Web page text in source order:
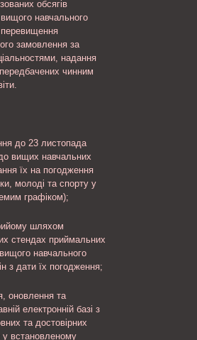
обсягів
навчального
замовлення за
надання
чинним
до 23 листопада
вищих навчальних
їх на погодження
молоді та спорту у
графіком);
шляхом
стендах приймальних
навчального
з дати їх погодження;
оновлення та
електронній базі з
та достовірних
у встановленому